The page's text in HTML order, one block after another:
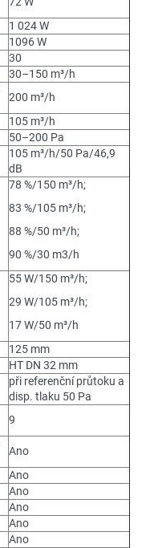
1 024 W
1096 W
30
30–150 m³/h
200 m³/h
105 m³/h
50–200 Pa
105 m³/h/50 Pa/46,9
dB
78 %/150 m³/h;
83 %/105 m³/h;
88 %/50 m³/h;
90 %/30 m3/h
55 W/150 m³/h;
29 W/105 m³/h;
17 W/50 m³/h
125 mm
HT DN 32 mm
při referenční průtoku a
disp. tlaku 50 Pa
9
Ano
Ano
Ano
Ano
Ano
Ano